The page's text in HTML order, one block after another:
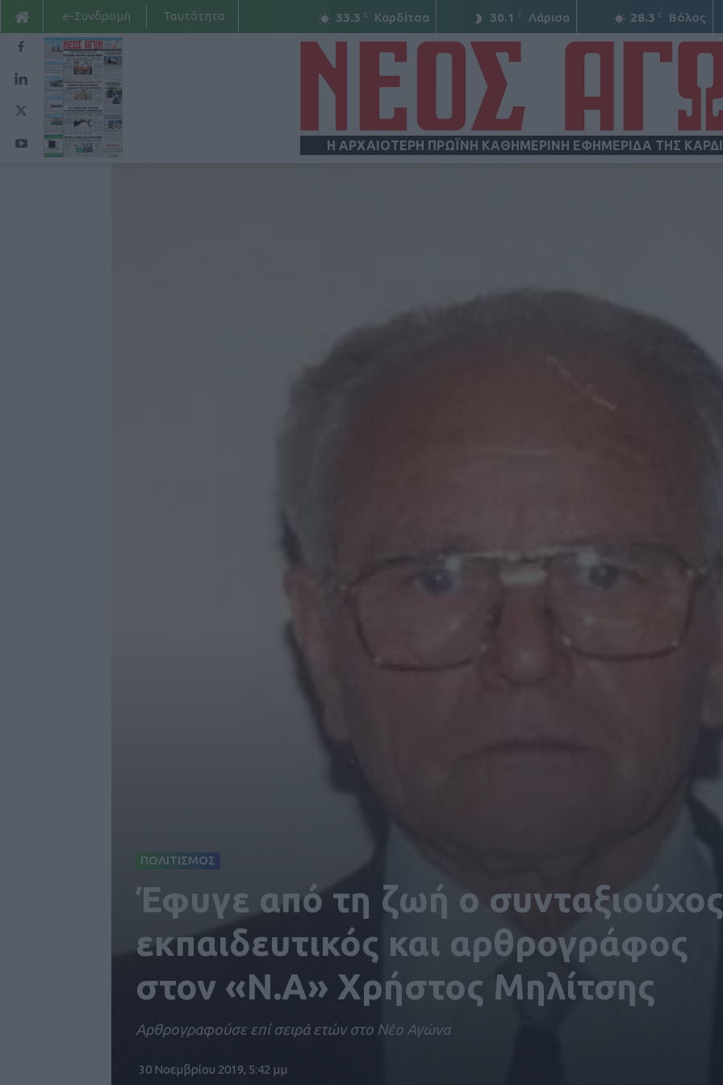
33.3 C Καρδίτσα 30.1 C Λάρισα 28.3 C Βόλος
e-Συνδρομή Ταυτότητα
Η ΑΡΧΑΙΟΤΕΡΗ ΠΡΩΪΝΗ ΚΑΘΗΜΕΡΙΝΗ ΕΦΗΜΕΡΙΔΑ ΤΗΣ
ΠΟΛΙΤΙΣΜΟΣ
Έφυγε από τη ζωή ο συνταξιούχος
εκπαιδευτικός και αρθρογράφος
στον «Ν.Α» Χρήστος Μηλίτσης
Αρθρογραφούσε επί σειρά ετών στο Νέο Αγώνα
30 Νοεμβρίου 2019, 5:42 μμ